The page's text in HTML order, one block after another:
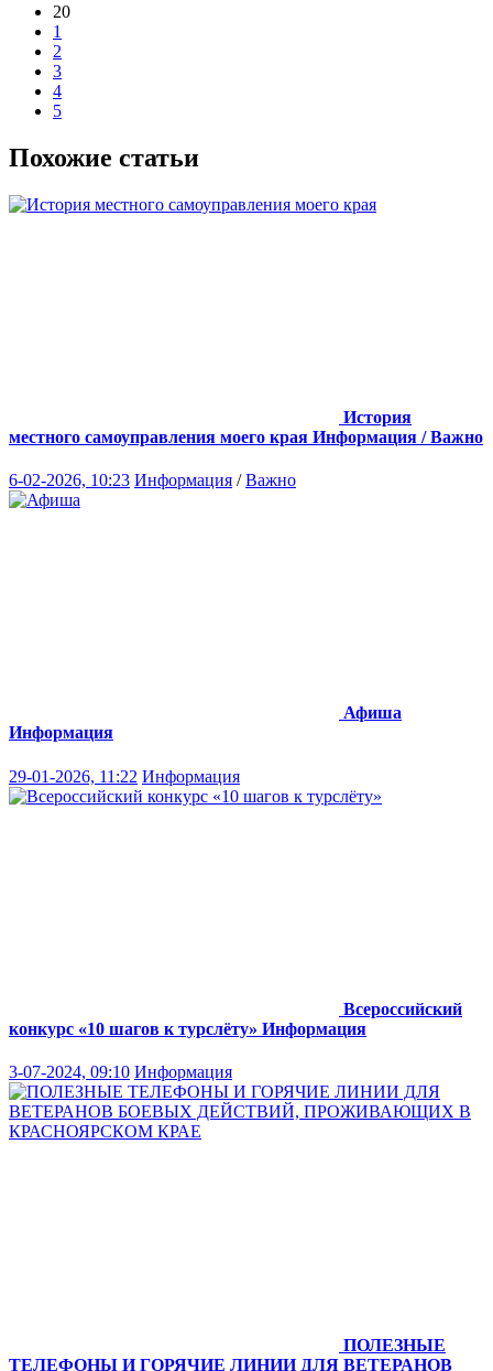
20
1
2
3
4
5
Похожие статьи
История
местного самоуправления моего края Информация / Важно
6-02-2026, 10:23 Информация /Важно
Афиша
Информация
29-01-2026, 11:22 Информация
Всероссийский
конкурс «10 шагов к турслёту» Информация
3-07-2024, 09:10 Информация
ПОЛЕЗНЫЕ
ТЕЛЕФОНЫ И ГОРЯЧИЕ ЛИНИИ ДЛЯ ВЕТЕРАНОВ